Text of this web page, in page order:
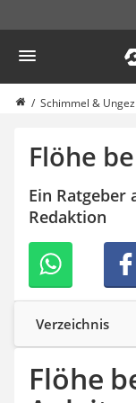
Haus & Bau
Außenleuchte mit
Ozongenerator
Smart-Home-
Schlüsseltresor
Regendusche
Reizstromgerät
Infrarot-Thermometer
GPS-Tracker
Heizkissen
Paketbriefkasten
Hygrometer
LED-Baustrahler
Schimmel &
Flöhe
Ein Ratgeber
Redaktion
Verzeichnis
Flöhe